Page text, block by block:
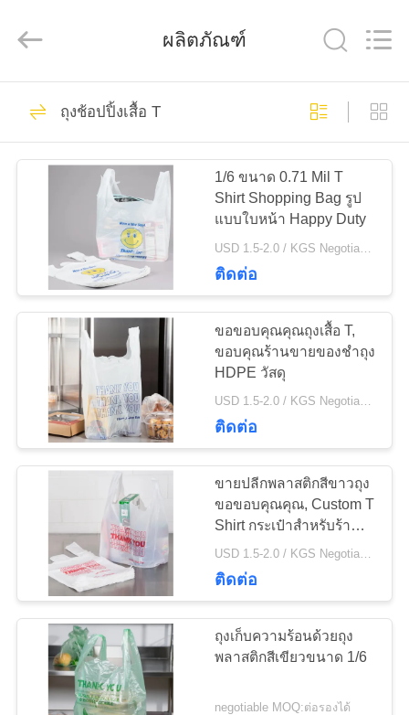
บ้าน
สินค้า
โรงงาน
คุณภาพ
ติดต่อ
PACKING
PRODUCTS
ถุงขยะพลาสติก
ถุงขยะที่มีสายรัด
25
ถุงขยะรีไซเคิล
19
ผลิตภัณฑ์
ถุงช้อปปิ้งเสื้อ T
1/6 ขนาด 0.71 Mil T
Shirt Shopping Bag รูป
แบบใบหน้า Happy Duty
USD 1.5-2.0 / KGS Negotiable MOQ:1000 กก
ติดต่อ
ขอขอบคุณคุณถุงเสื้อ T,
ขอบคุณร้านขายของชำถุง
HDPE วัสดุ
USD 1.5-2.0 / KGS Negotiable MOQ:1000 กก
ติดต่อ
ขายปลีกพลาสติกสีขาวถุง
ขอขอบคุณคุณ, Custom T
Shirt กระเป๋าสำหรับร้าน
ขายของชำ
USD 1.5-2.0 / KGS Negotiable MOQ:1000 กก
ติดต่อ
ถุงเก็บความร้อนด้วยถุง
พลาสติกสีเขียวขนาด 1/6
negotiable MOQ:ต่อรองได้